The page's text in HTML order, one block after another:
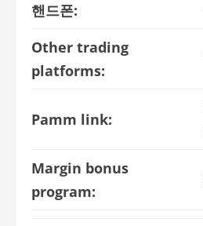
핸드폰:
Other trading
platforms:
Pamm link:
Margin bonus
program: